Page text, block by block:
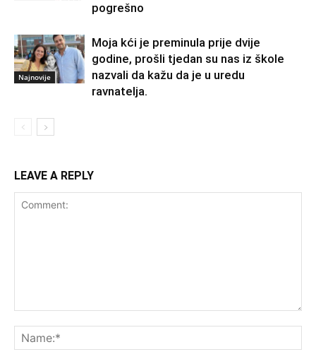
pogrešno
Najnovije
Moja kći je preminula prije dvije
godine, prošli tjedan su nas iz škole
nazvali da kažu da je u uredu
ravnatelja.
LEAVE A REPLY